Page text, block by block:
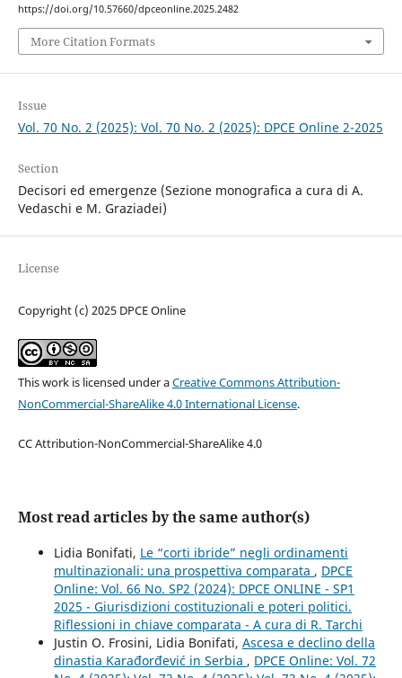
https://doi.org/10.57660/dpceonline.2025.2482
More Citation Formats
Issue
Vol. 70 No. 2 (2025): Vol. 70 No. 2 (2025): DPCE Online 2-2025
Section
Decisori ed emergenze (Sezione monografica a cura di A.
Vedaschi e M. Graziadei)
License
Copyright (c) 2025 DPCE Online
This work is licensed under aCreative Commons Attribution-
NonCommercial-ShareAlike 4.0 International License.
CC Attribution-NonCommercial-ShareAlike 4.0
Most read articles by the same author(s)
Lidia Bonifati, Le “corti ibride” negli ordinamenti
multinazionali: una prospettiva comparata , DPCE
Online: Vol. 66 No. SP2 (2024): DPCE ONLINE - SP1
2025 - Giurisdizioni costituzionali e poteri politici.
Riflessioni in chiave comparata - A cura di R. Tarchi
Justin O. Frosini, Lidia Bonifati, Ascesa e declino della
dinastia Karađorđević in Serbia , DPCE Online: Vol. 72